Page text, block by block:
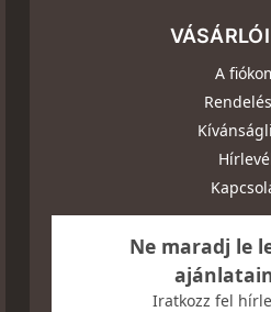
A
Ne maradj le
Iratkozz fel